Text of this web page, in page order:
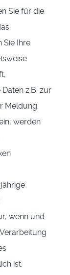
Sie für die
Sie Ihre
z.B. zur
Meldung
werden
wenn und
ist.